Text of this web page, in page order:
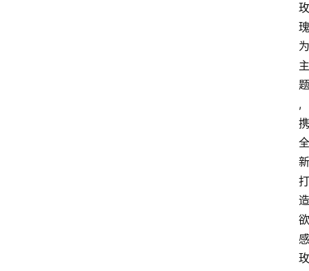
玫
瑰
为
主
题
,
携
全
新
打
造
欲
感
玫